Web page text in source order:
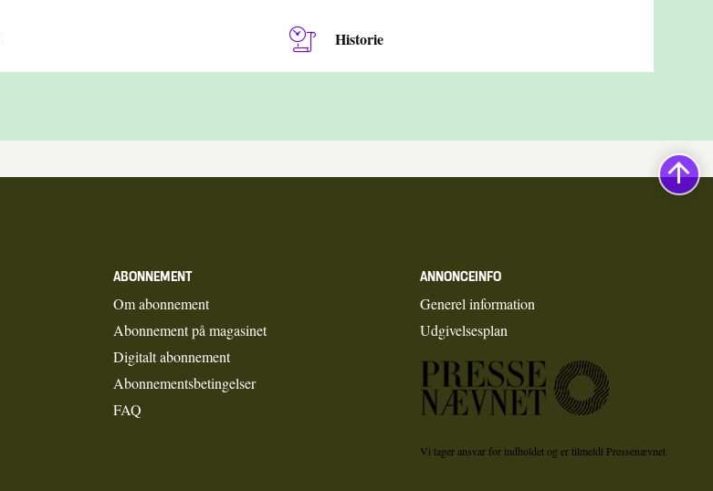
Historie
ABONNEMENT
Om abonnement
Abonnement på magasinet
Digitalt abonnement
Abonnementsbetingelser
FAQ
ANNONCEINFO
Generel information
Udgivelsesplan
Vi tager ansvar for indholdet og er tilmeldt Pressenævnet